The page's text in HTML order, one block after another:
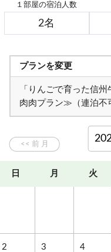
１部屋の宿泊人数
プランを変更
＜9月19日～10月18日
牛すき焼き
信州牛しゃぶしゃぶ＆
「りんごで育った信
肉肉プラン≫（連泊不
日 月 火
2 3 4